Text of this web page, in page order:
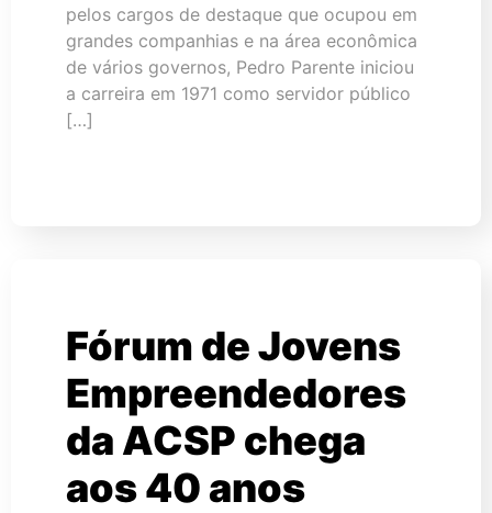
pelos cargos de destaque que ocupou em
grandes companhias e na área econômica
de vários governos, Pedro Parente iniciou
a carreira em 1971 como servidor público
[…]
Fórum de Jovens
Empreendedores
da ACSP chega
aos 40 anos